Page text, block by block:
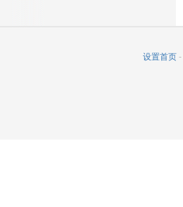
设置首页 -